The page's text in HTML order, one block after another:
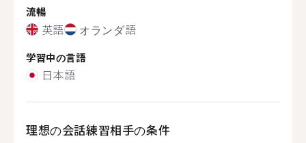
流暢
英語 オランダ語
学習中の言語
日本語
理想の会話練習相手の条件